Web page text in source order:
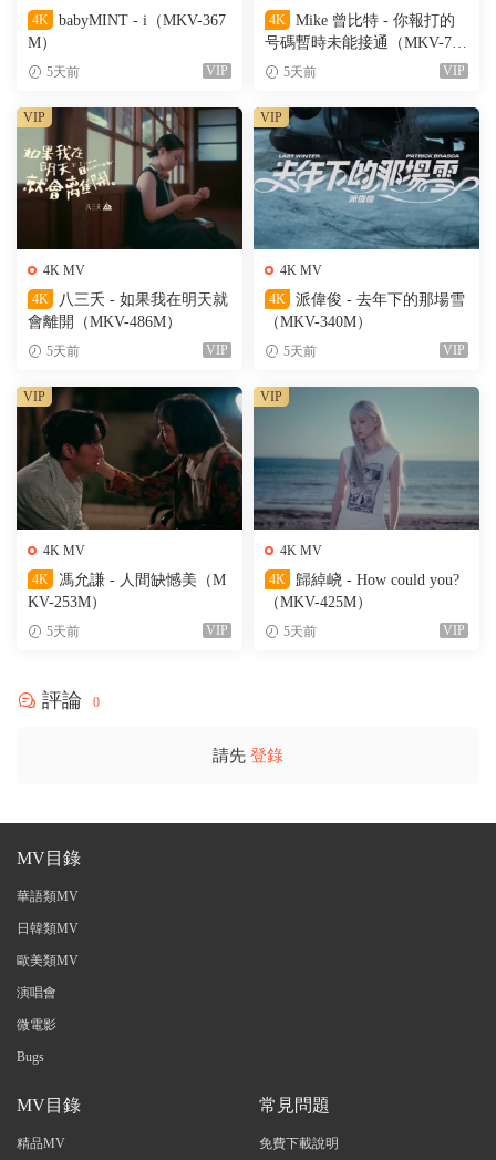
4K
babyMINT - i（MKV-367
M）
5天前 VIP
4K
Mike 曾比特 - 你報打的
号碼暫時未能接通（MKV-701
M）5天前 VIP
4K MV
4K
八三夭 - 如果我在明天就
會離開（MKV-486M）
5天前 VIP
VIP
4K MV
4K
派偉俊 - 去年下的那場雪
（MKV-340M）
5天前 VIP
VIP
4K MV
4K
馮允謙 - 人間缺憾美（M
KV-253M）
5天前 VIP
VIP
4K MV
4K
歸綽峣 - How could you?
（MKV-425M）
5天前 VIP
VIP
評論 0
請先 登錄
MV目錄
華語類MV
日韓類MV
歐美類MV
演唱會
微電影
Bugs
MV目錄
精品MV
常見問題
免費下載說明